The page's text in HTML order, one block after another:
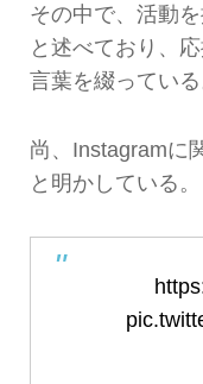
その中で、活動
と述べており、
言葉を綴っている
尚、Instagramに
と明かしている。